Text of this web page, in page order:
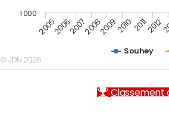
Souhey
200520062007200820092010 20112012
1 000
© JDN 2026
Classement